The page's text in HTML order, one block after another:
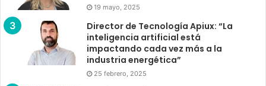
19 mayo, 2025
Director de Tecnología Apiux: “La
inteligencia artificial está
impactando cada vez más a la
industria energética”
25 febrero, 2025